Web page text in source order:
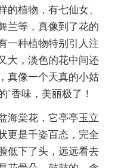
的植物，有七仙女、
兰等，真像到了花的
一种植物特别引人注
大，淡色的花中间还
真像一个天真的小姑
`香味，美丽极了！
海棠花，它亭亭玉立
更是千姿百态，完全
低下了头，远远看去